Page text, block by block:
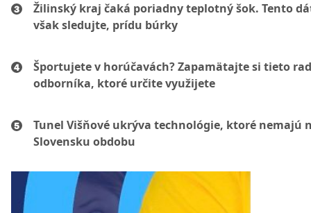
Žilinský kraj čaká poriadny teplotný šok. Tento
však sledujte, prídu búrky
Športujete v horúčavách? Zapamätajte si tieto
odborníka, ktoré určite využijete
Tunel Višňové ukrýva technológie, ktoré nemajú
Slovensku obdobu